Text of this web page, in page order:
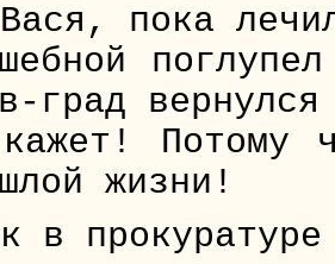
пока
град
Потому
жизни!
в